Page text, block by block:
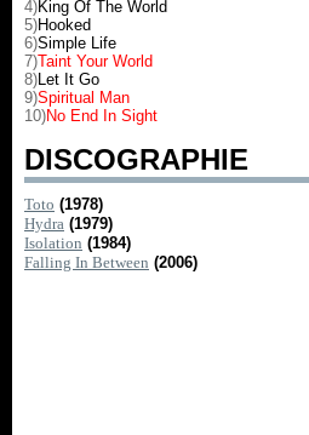
4)King Of The World
5)Hooked
6)Simple Life
7)Taint Your World
8)Let It Go
9)Spiritual Man
10)No End In Sight
DISCOGRAPHIE
Toto (1978)
Hydra (1979)
Isolation (1984)
Falling In Between (2006)